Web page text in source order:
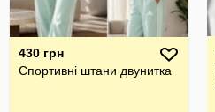
430 грн
Спортивні штани двунитка